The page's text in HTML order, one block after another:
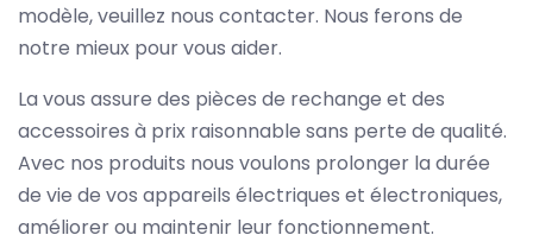
modèle, veuillez nous contacter. Nous ferons de
notre mieux pour vous aider.
La vous assure des pièces de rechange et des
accessoires à prix raisonnable sans perte de qualité.
Avec nos produits nous voulons prolonger la durée
de vie de vos appareils électriques et électroniques,
améliorer ou maintenir leur fonctionnement.